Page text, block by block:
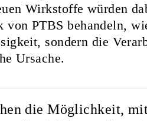
Wirkstoffe würden
von PTBS behandeln,
sondern die
Ursache.
die Möglichkeit,